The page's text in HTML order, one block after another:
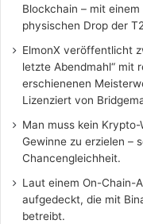
Blockchain – mit
physischen Drop der
ElmonX veröffentlicht
letzte Abendmahl“ mit
erschienenen
Lizenziert von
Man muss kein
Gewinne zu erzielen –
Chancengleichheit.
Laut einem On-Chain-
aufgedeckt, die mit
betreibt.